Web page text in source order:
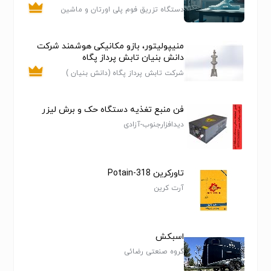
دستگاه تزریق فوم پلی اورتان و ماشین
منیپولیتور، بازو مکانیکی هوشمند شرکت
دانش بنیان تابش پرداز پگاه
شرکت تابش پرداز پگاه (دانش بنیان )
فن منبع تغذیه دستگاه حک و برش لیزر
دیدافزارجنوب-آزادی
تاورکرین Potain-318
آرت کرین
اسبکش
گروه صنعتی رضائی